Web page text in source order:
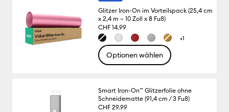
Glitzer Iron-On im Vorteilspack (25,4 cm
x 2,4 m – 10 Zoll x 8 Fuß)
CHF 14.99
+1
Optionen wählen
Smart Iron-On™ Glitzerfolie ohne
Schneidematte (91,4 cm / 3 Fuß)
CHF 29.99